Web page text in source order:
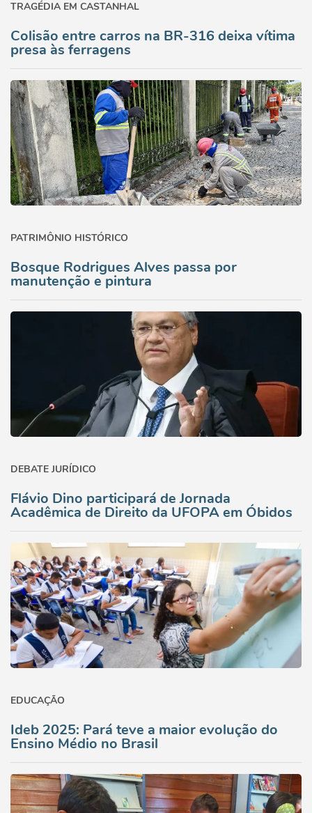
TRAGÉDIA EM CASTANHAL
Colisão entre carros na BR-316 deixa vítima
presa às ferragens
PATRIMÔNIO HISTÓRICO
Bosque Rodrigues Alves passa por
manutenção e pintura
DEBATE JURÍDICO
Flávio Dino participará de Jornada
Acadêmica de Direito da UFOPA em Óbidos
EDUCAÇÃO
Ideb 2025: Pará teve a maior evolução do
Ensino Médio no Brasil